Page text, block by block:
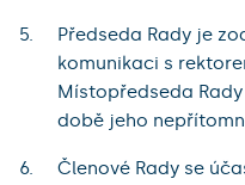
Předseda Rady je
komunikaci s
Místopředseda
době jeho
Členové Rady se